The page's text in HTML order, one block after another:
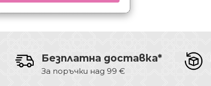
Безплатна доставка*
За поръчки над 99 €